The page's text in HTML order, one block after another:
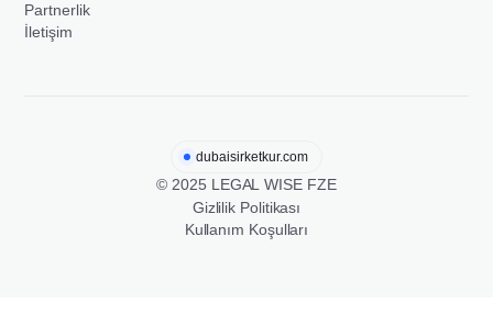
Partnerlik
İletişim
dubaisirketkur.com
© 2025 LEGAL WISE FZE
Gizlilik Politikası
Kullanım Koşulları